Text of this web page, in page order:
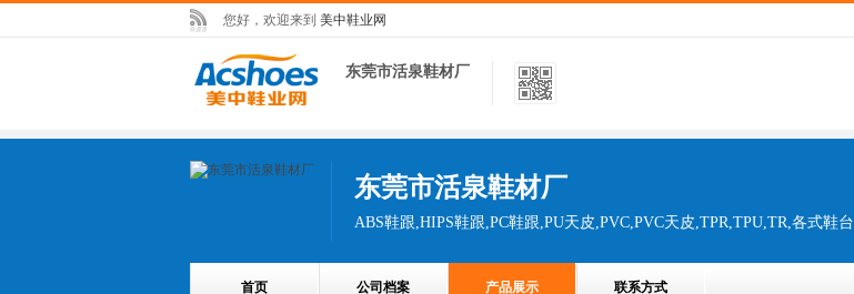
您好，欢迎来到 美中鞋业网
东莞市活泉鞋材厂
东莞市活泉鞋材厂
ABS鞋跟,HIPS鞋跟,PC鞋跟,PU天皮,PVC,PVC天皮,TPR,TPU,TR,各式鞋台
首页 公司档案 产品展示 联系方式